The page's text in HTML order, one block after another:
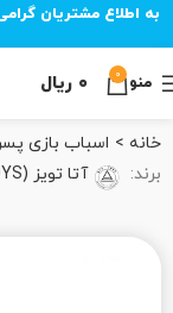
به اطلاع مشتریان
منو 0 ۰ ریال
خانه اسباب بازی
برند:
آتا تویز (ATA TOYS)